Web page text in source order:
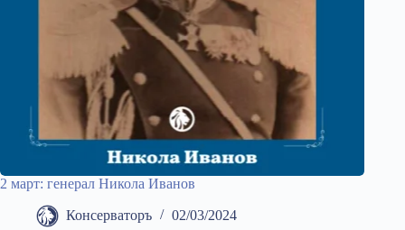
2 март: генерал Никола Иванов
Консерваторъ 02/03/2024